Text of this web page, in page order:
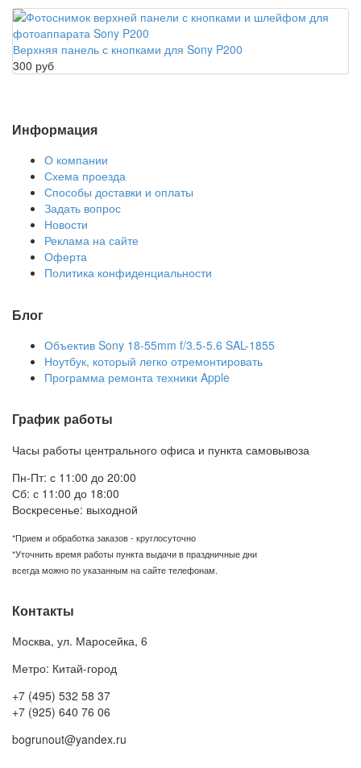
Верхняя панель с кнопками для Sony P200
300 руб
Информация
О компании
Схема проезда
Способы доставки и оплаты
Задать вопрос
Новости
Реклама на сайте
Оферта
Политика конфиденциальности
Блог
Объектив Sony 18-55mm f/3.5-5.6 SAL-1855
Ноутбук, который легко отремонтировать
Программа ремонта техники Apple
График работы
Часы работы центрального офиса и пункта самовывоза
Пн-Пт: с 11:00 до 20:00
Сб: с 11:00 до 18:00
Воскресенье: выходной
*Прием и обработка заказов - круглосуточно
*Уточнить время работы пункта выдачи в праздничные дни
всегда можно по указанным на сайте телефонам.
Контакты
Москва, ул. Маросейка, 6
Метро: Китай-город
+7 (495) 532 58 37
+7 (925) 640 76 06
bogrunout@yandex.ru